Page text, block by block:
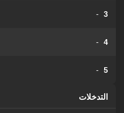
3
-
4
-
5
-
التدخلات